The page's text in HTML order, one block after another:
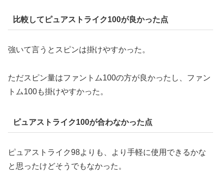
比較してピュアストライク100が良かった点
強いて言うとスピンは掛けやすかった。
ただスピン量はファントム100の方が良かったし、ファン
トム100も掛けやすかった。
ピュアストライク100が合わなかった点
ピュアストライク98よりも、より手軽に使用できるかな
と思ったけどそうでもなかった。